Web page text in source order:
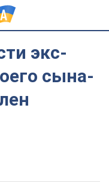
экс-
сына-